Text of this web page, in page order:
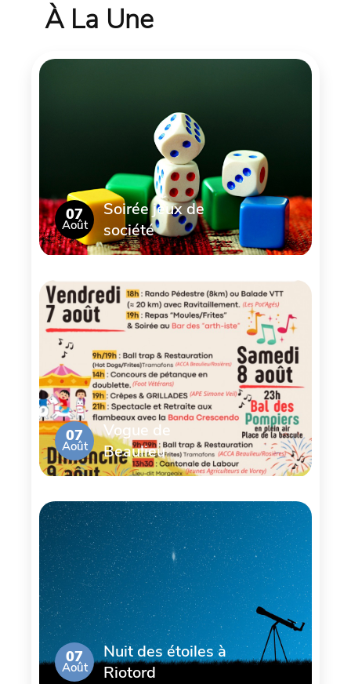
À La Une
07
Août
Soirée jeux de
société
07
Août
Vogue de
Beaulieu
07
Août
Nuit des étoiles à
Riotord